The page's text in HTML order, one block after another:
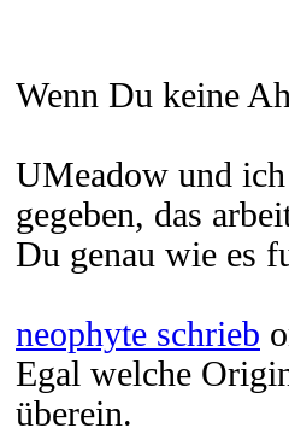
Wenn Du keine
UMeadow und
gegeben, das
Du genau wie es
neophyte schrieb
Egal welche
überein.